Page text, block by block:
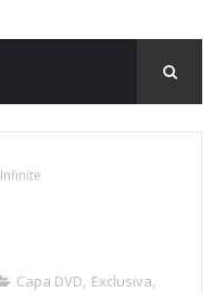
Infinite
Capa DVD, Exclusiva,